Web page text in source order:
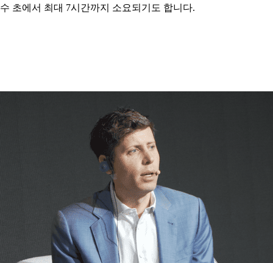
수 초에서 최대 7시간까지 소요되기도 합니다.